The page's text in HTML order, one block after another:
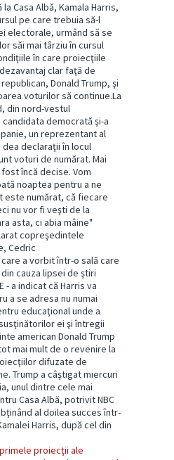
Casa Albă, Kamala Harris,
pe care trebuia să-l
electorale, urmând să se
săi mai târziu în cursul
în care proiecţiile
clar faţă de
Donald Trump, şi
voturilor să continue.La
din nord-vestul
democrată şi-a
un reprezentant al
declaraţii în locul
voturi de numărat. Mai
încă decise. Vom
noaptea pentru a ne
este numărat, că fiecare
nu vor fi veşti de la
asta, ci abia mâine"
copreşedintele
Cedric
a vorbit într-o sală care
cauza lipsei de ştiri
- a indicat că Harris va
a se adresa nu numai
educaţional unde a
ei şi întregii
american Donald Trump
mai mult de o revenire la
difuzate de
Trump a câştigat miercuri
unul dintre cele mai
Casa Albă, potrivit NBC
al doilea succes într-
Harris, după cel din
primele proiecţii ale